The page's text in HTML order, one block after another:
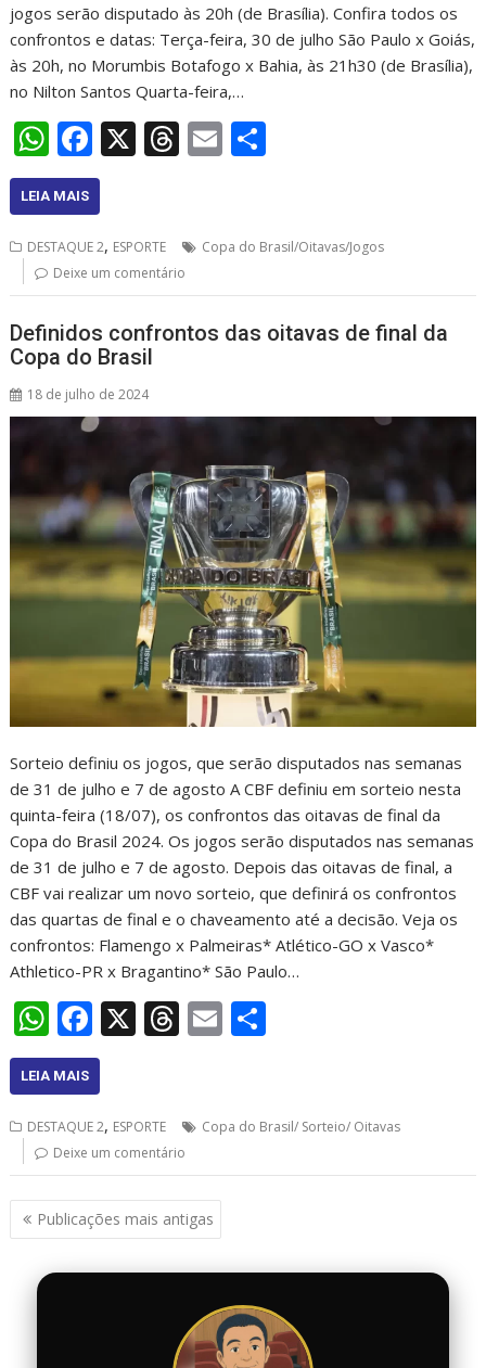
jogos serão disputado às 20h (de Brasília). Confira todos os
confrontos e datas: Terça-feira, 30 de julho São Paulo x Goiás,
às 20h, no Morumbis Botafogo x Bahia, às 21h30 (de Brasília),
no Nilton Santos Quarta-feira,…
W
h
at
s
A
p
p
F
ac
e
b
o
o
k
X T
a
d
s
E
l e
LEIA MAIS
DESTAQUE 2, ESPORTE
Copa do Brasil/Oitavas/Jogos
Deixe um comentário
Definidos confrontos das oitavas de final da
Copa do Brasil
18 de julho de 2024
Sorteio definiu os jogos, que serão disputados nas semanas
de 31 de julho e 7 de agosto A CBF definiu em sorteio nesta
quinta-feira (18/07), os confrontos das oitavas de final da
Copa do Brasil 2024. Os jogos serão disputados nas semanas
de 31 de julho e 7 de agosto. Depois das oitavas de final, a
CBF vai realizar um novo sorteio, que definirá os confrontos
das quartas de final e o chaveamento até a decisão. Veja os
confrontos: Flamengo x Palmeiras* Atlético-GO x Vasco*
Athletico-PR x Bragantino* São Paulo…
W
h
at
s
A
p
p
F
ac
e
b
o
o
k
X T
a
d
s
E
l e
LEIA MAIS
DESTAQUE 2, ESPORTE
Copa do Brasil/ Sorteio/ Oitavas
Deixe um comentário
Navegação
por
posts
Publicações mais antigas